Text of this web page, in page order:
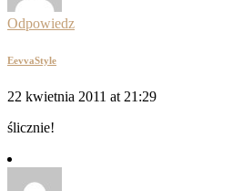
Odpowiedz
EevvaStyle
22 kwietnia 2011 at 21:29
ślicznie!